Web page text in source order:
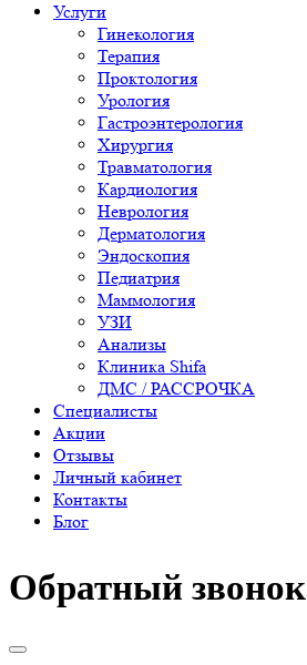
Услуги
Гинекология
Терапия
Проктология
Урология
Гастроэнтерология
Хирургия
Травматология
Кардиология
Неврология
Дерматология
Эндоскопия
Педиатрия
Маммология
УЗИ
Анализы
Клиника Shifa
ДМС / РАССРОЧКА
Специалисты
Акции
Отзывы
Личный кабинет
Контакты
Блог
Обратный звонок